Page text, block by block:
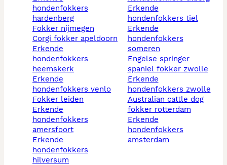
hondenfokkers
hardenberg
fokker nijmegen
corgi fokker apeldoorn
erkende
hondenfokkers
heemskerk
erkende
hondenfokkers venlo
fokker leiden
erkende
hondenfokkers
amersfoort
erkende
hondenfokkers
hilversum
erkende
hondenfokkers tiel
erkende
hondenfokkers
someren
engelse springer
spaniel fokker zwolle
erkende
hondenfokkers zwolle
australian cattle dog
fokker rotterdam
erkende
hondenfokkers
amsterdam